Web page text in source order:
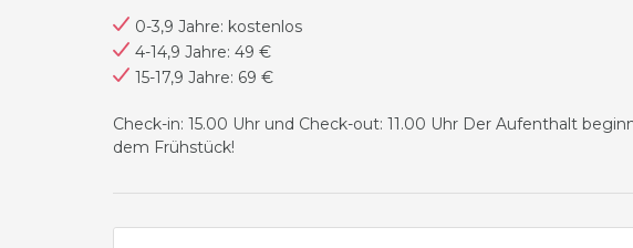
0-3,9 Jahre: kostenlos
4-14,9 Jahre: 49 €
15-17,9 Jahre: 69 €
Check-in: 15.00 Uhr und Check-out: 11.00 Uhr Der Aufenthalt
dem Frühstück!